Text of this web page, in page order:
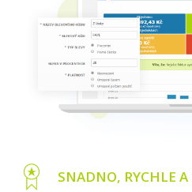
SNADNO, RYCHLE